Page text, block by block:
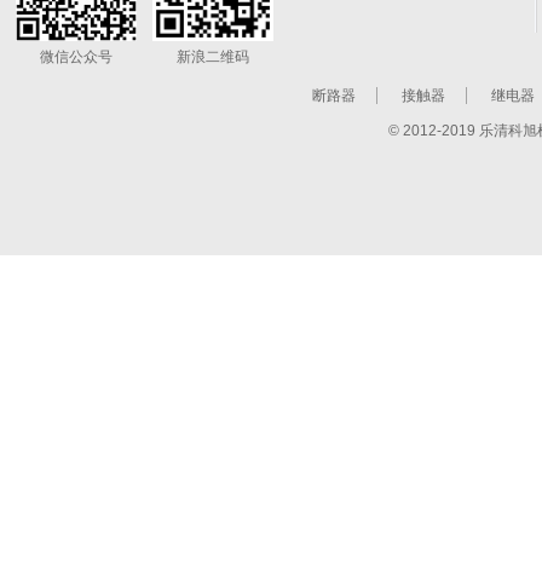
微信公众号 新浪二维码
断路器 接触器 继电器
© 2012-2019 乐清科旭